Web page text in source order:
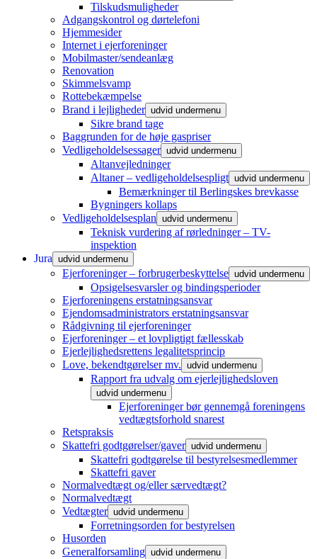
Tilskudsmuligheder
Adgangskontrol og dørtelefoni
Hjemmesider
Internet i ejerforeninger
Mobilmaster/sendeanlæg
Renovation
Skimmelsvamp
Rottebekæmpelse
Brand i lejligheder udvid undermenu
Sikre brand tage
Baggrunden for de høje gaspriser
Vedligeholdelsessager udvid undermenu
Altanvejledninger
Altaner – vedligeholdelsespligt udvid undermenu
Bemærkninger til Berlingskes brevkasse
Bygningers kollaps
Vedligeholdelsesplan udvid undermenu
Teknisk vurdering af rørledninger – TV-
inspektion
Jura udvid undermenu
Ejerforeninger – forbrugerbeskyttelse udvid undermenu
Opsigelsesvarsler og bindingsperioder
Ejerforeningens erstatningsansvar
Ejendomsadministrators erstatningsansvar
Rådgivning til ejerforeninger
Ejerforeninger – et lovpligtigt fællesskab
Ejerlejlighedsrettens legalitetsprincip
Love, bekendtgørelser mv. udvid undermenu
Rapport fra udvalg om ejerlejlighedsloven
udvid undermenu
Ejerforeninger bør gennemgå foreningens
vedtægtsforhold snarest
Retspraksis
Skattefri godtgørelser/gaver udvid undermenu
Skattefri godtgørelse til bestyrelsesmedlemmer
Skattefri gaver
Normalvedtægt og/eller særvedtægt?
Normalvedtægt
Vedtægter udvid undermenu
Forretningsorden for bestyrelsen
Husorden
Generalforsamling udvid undermenu